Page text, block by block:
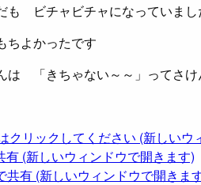
ビチャビチャになっていまし
よかったです
は 「きちゃない～～ 」ってさ
クリックしてください (新しいウ
有 (新しいウィンドウで開きます)
共有 (新しいウィンドウで開きま